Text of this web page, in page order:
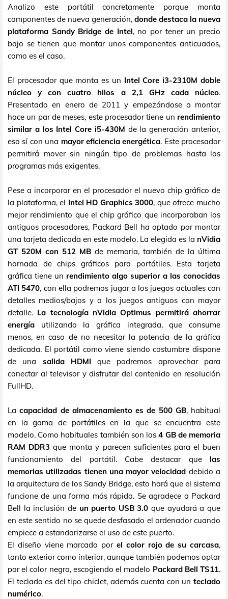
Analizo este portátil concretamente porque monta
componentes de nueva generación, donde destaca la nueva
plataforma Sandy Bridge de Intel, no por tener un precio
bajo se tienen que montar unos componentes anticuados,
como es el caso.
El procesador que monta es un Intel Core i3-2310M doble
núcleo y con cuatro hilos a 2,1 GHz cada núcleo.
Presentado en enero de 2011 y empezándose a montar
hace un par de meses, este procesador tiene un rendimiento
similar a los Intel Core i5-430M de la generación anterior,
eso sí con una mayor eficiencia energética. Este procesador
permitirá mover sin ningún tipo de problemas hasta los
programas más exigentes.
Pese a incorporar en el procesador el nuevo chip gráfico de
la plataforma, el Intel HD Graphics 3000, que ofrece mucho
mejor rendimiento que el chip gráfico que incorporaban los
antiguos procesadores, Packard Bell ha optado por montar
una tarjeta dedicada en este modelo. La elegida es la nVidia
GT 520M con 512 MB de memoria, también de la última
hornada de chips gráficos para portátiles. Esta tarjeta
gráfica tiene un rendimiento algo superior a las conocidas
ATI 5470, con ella podremos jugar a los juegos actuales con
detalles medios/bajos y a los juegos antiguos con mayor
detalle. La tecnología nVidia Optimus permitirá ahorrar
energía utilizando la gráfica integrada, que consume
menos, en caso de no necesitar la potencia de la gráfica
dedicada. El portátil como viene siendo costumbre dispone
de una salida HDMIque podremos aprovechar para
conectar al televisor y disfrutar del contenido en resolución
FullHD.
Lacapacidad de almacenamiento es de 500 GB, habitual
en la gama de portátiles en la que se encuentra este
modelo. Como habituales también son los4 GB de memoria
RAM DDR3 que monta y parecen suficientes para el buen
funcionamiento del portátil. Cabe destacar que las
memorias utilizadas tienen una mayor velocidad debido a
la arquitectura de los Sandy Bridge, esto hará que el sistema
funcione de una forma más rápida. Se agradece a Packard
Bell la inclusión deun puerto USB 3.0 que ayudará a que
en este sentido no se quede desfasado el ordenador cuando
empiece a estandarizarse el uso de este puerto.
El diseño viene marcado por el color rojo de su carcasa,
tanto exterior como interior, aunque también podemos optar
por el color negro, escogiendo el modelo Packard Bell TS11.
El teclado es del tipo chiclet, además cuenta con un teclado
numérico.